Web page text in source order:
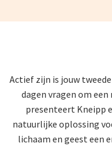
Actief zijn is jouw
dagen vragen om
presenteert Kneipp
natuurlijke oplossing
lichaam en geest een